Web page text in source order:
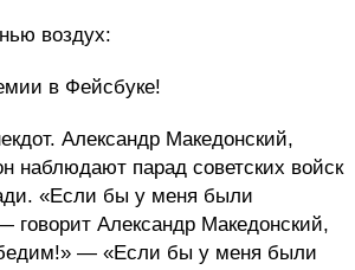
воздух:
в Фейсбуке!
Александр Македонский,
наблюдают парад советских войск
«Если бы у меня были
говорит Александр Македонский,
— «Если бы у меня были